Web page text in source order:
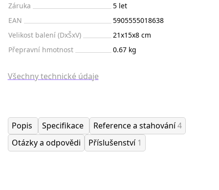
Záruka
5 let
EAN
5905555018638
Velikost balení (DxŠxV)
21x15x8 cm
Přepravní hmotnost
0.67 kg
Všechny technické údaje
Popis Specifikace Reference a stahování4
Otázky a odpovědi
Příslušenství1